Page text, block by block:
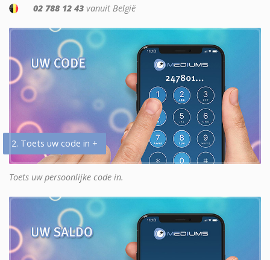
02 788 12 43 vanuit België
2. Toets uw code in +
Toets uw persoonlijke code in.